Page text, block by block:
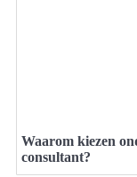
Waarom kiezen
consultant?